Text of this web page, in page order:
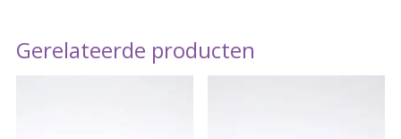
Gerelateerde producten